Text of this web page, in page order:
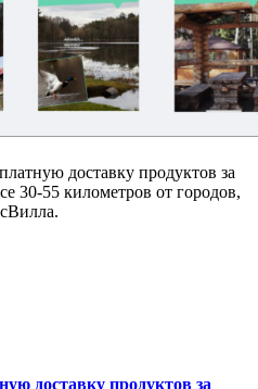
доставку продуктов за
30-55 километров от городов,
доставку продуктов за